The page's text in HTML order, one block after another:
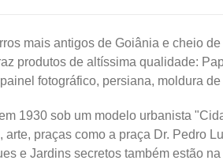
mais antigos de Goiânia e cheio
produtos de altíssima qualidade:
fotográfico, persiana, moldura de
1930 sob um modelo urbanista
arte, praças como a praça Dr. Pedro
e Jardins secretos também estão